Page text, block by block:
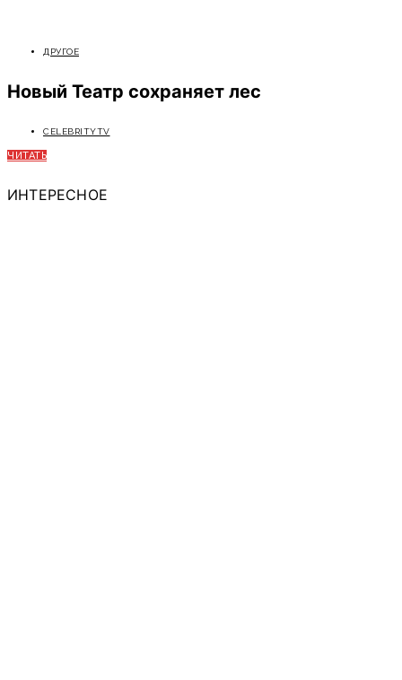
ДРУГОЕ
Новый Театр сохраняет лес
CELEBRITYTV
ЧИТАТЬ
ИНТЕРЕСНОЕ